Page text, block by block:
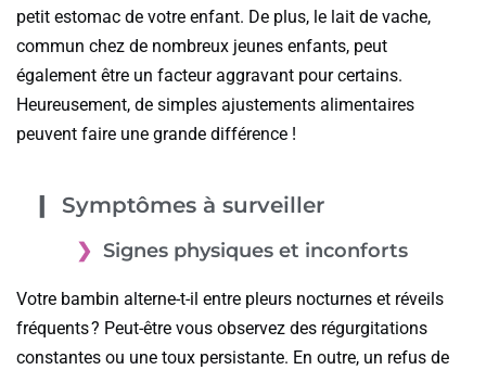
petit estomac de votre enfant. De plus, le lait de vache,
commun chez de nombreux jeunes enfants, peut
également être un facteur aggravant pour certains.
Heureusement, de simples ajustements alimentaires
peuvent faire une grande différence !
Symptômes à surveiller
Signes physiques et inconforts
Votre bambin alterne-t-il entre pleurs nocturnes et réveils
fréquents ? Peut-être vous observez des régurgitations
constantes ou une toux persistante. En outre, un refus de